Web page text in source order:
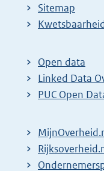
Sitemap
E
t
e
r
l
i
Open data
Linked Data
PUC Open
E
x
E